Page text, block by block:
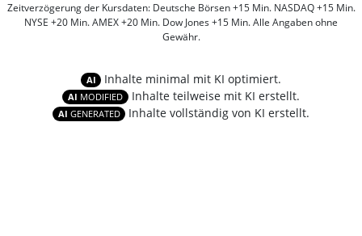
Zeitverzögerung der Kursdaten: Deutsche Börsen +15 Min. NASDAQ +15 Min.
NYSE +20 Min. AMEX +20 Min. Dow Jones +15 Min. Alle Angaben ohne
Gewähr.
AI Inhalte minimal mit KI optimiert.
AI MODIFIED Inhalte teilweise mit KI erstellt.
AI GENERATED Inhalte vollständig von KI erstellt.